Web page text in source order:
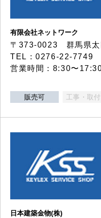
有限会社ネットワーク
〒373-0023 群馬県太
TEL：0276-22-7749
営業時間：8:30〜
販売可 工事・取
日本建築金物(株)